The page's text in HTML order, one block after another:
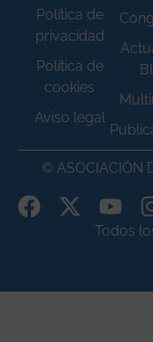
Política de
privacidad
Política de
cookies
Aviso legal
© ASOCIACIÓN
Todos